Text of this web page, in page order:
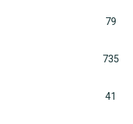
79
735
41